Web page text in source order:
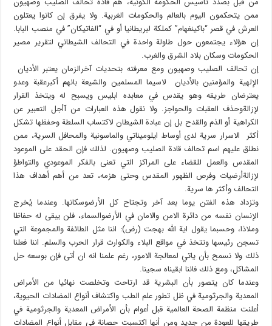
ممن يتحكمون اليوم بالعالم والحكومات الغربية. ولا يفرق إن كانوا يعتلون
العرش في قصر “باكينغهام” كملكة لبريطانيا أو في “الفاتيكان” في منصب البابا.
إن هؤلاء يجتمعون حول طاولة واحدة في التحالف الشيطاني لتقرير مصير
الحكومات وسكان بلاد الشرق والغرب.
إن تحالف الصليب وصهيون ومع معرفته بتحديات آخرالزمان يعتبر الأديان
الإلهية والمؤمنين بالأديان لاسيما المسلمين والشيعة بانهم أكبرعقبة وعدو
يعترضان طريقه وهو يقدس في معابده ابليس ويسبح له ويتخذ القرار
لإزالةوحذف العقبات والحواجز. ولا نقول هذه العبارات من آأجل التعبير عن
الكراهية أو الذم والقدح بل إن عبادة الشيطان لاكتساب السلطة وحفظها تشكل
أكثر الاسرار سرية لدى أوساط ايلوميناتي والماسونية والمحافل السرية، ممن
نطلق عليهم اسم تحالف قادة الصليب وصهيون. لذلك فإن الحقد على الموعود
المقدس والعمل للقضاء على المراكز التي تعنى بالفكر الموعودي والتواطؤ
لإزالةأرضيات وفرص الظهور المقدس وحتى هزمه، تعد من أهم أهداف هذا
التحالف وأكثر ها سرية.
وتزداد هذه الفتن يوما بعد آخر وتجتاح كل الأرضوسكانها. وعندما يُخرج
الإنسان نفسه من دائرة الامن والامان في الأرضوالسماء، فلن يبقى له حفاظا
وملاذا، وحسبما يقول اية الله بهجت (رض): اننا مثل الطائفة والمجموعة التي
تسجن رئيسها وتتخذ في مواقع البلاء والكوارث قرار الحرب والسلم. اننا فعلنا
ذلك ولا نسمح بأن ياتي لمعالجة الامور، رغم علمنا انه ان أتى فإن بوسعه حل
المشاكل، ومع ذلك فاننا ابقيناه سجينا.
وعندما كان يتصور بأن البشرية قد ارتاحت وتخلصت نهائيا من الأمراض
المعدية والجرثومية في ظل تطور علم الطب واكتشاف أنواع المضادات الحيوية،
أعلنت منظمة الصحة العالمية قبل أعوام بأن الأمراض المعدية والجرثومية في
طريقها للعودة من جديد ومن أنها اكتسبت حصانة في مقابل أنواع المضادات